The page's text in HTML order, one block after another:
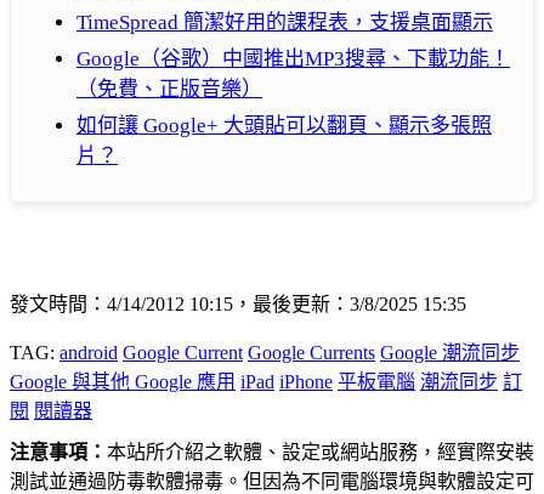
TimeSpread 簡潔好用的課程表，支援桌面顯示
Google（谷歌）中國推出MP3搜尋、下載功能！
（免費、正版音樂）
如何讓 Google+ 大頭貼可以翻頁、顯示多張照
片？
發文時間：4/14/2012 10:15，最後更新：3/8/2025 15:35
TAG: android Google Current Google Currents Google 潮流同步
Google 與其他 Google 應用 iPad iPhone 平板電腦 潮流同步 訂
閱 閱讀器
注意事項： 本站所介紹之軟體、設定或網站服務，經實際安裝
測試並通過防毒軟體掃毒。但因為不同電腦環境與軟體設定可